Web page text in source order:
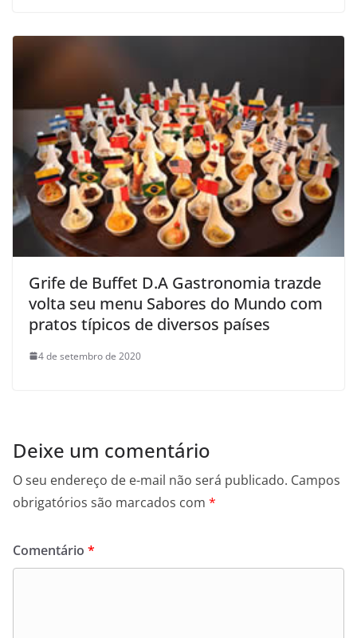
Grife de Buffet D.A Gastronomia trazde
volta seu menu Sabores do Mundo com
pratos típicos de diversos países
4 de setembro de 2020
Deixe um comentário
O seu endereço de e-mail não será publicado. Campos
obrigatórios são marcados com *
Comentário *